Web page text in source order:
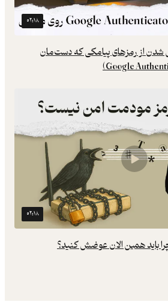
۰۲:۱۸
شدن از رمزهای پیامکی که دست‌مان
۰۲:۱۸
باید همین الان عوضش کنید؟